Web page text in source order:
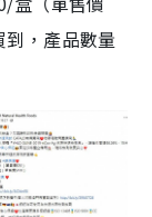
，產品數量